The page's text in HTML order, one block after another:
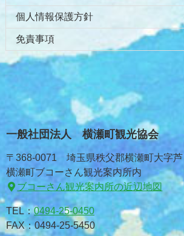
個人情報保護方針
免責事項
一般社団法人 横瀬町観光協会
〒368-0071 埼玉県秩父郡横瀬町大字芦
横瀬町ブコーさん観光案内所内
ブコーさん観光案内所の近辺地図
TEL： 0494-25-0450
FAX：0494-25-5450